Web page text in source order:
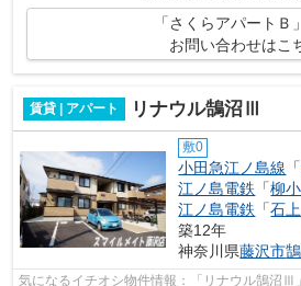
「さくらアパートＢ
お問い合わせはこ
賃貸 | アパート リナウル鵠沼Ⅲ
敷0
小田急江ノ島線 「
江ノ島電鉄 「柳
江ノ島電鉄 「石上
築12年
神奈川県藤沢市
気になるイチオシ物件情報：「リナウル鵠沼Ⅲ